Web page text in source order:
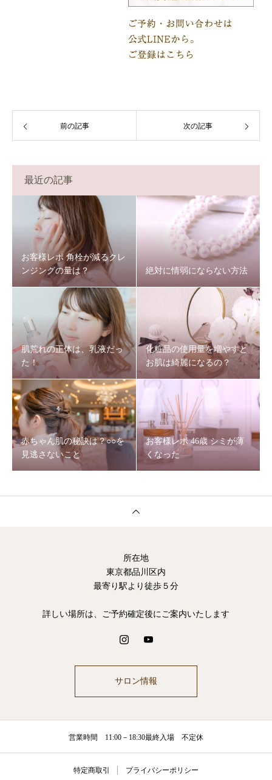
前の記事 次の記事
最近の記事
お客様レポ 角栓が減るクレ
ンジングの量は？
絶対に情弱にならない方法
肌荒れの正体は、乳液だっ
た！
化粧品の使用量を増やすと
お肌は綺麗になるの？
赤ちゃん肌の秘訣は？○○を
見逃さないこと
お客様レポ 46歳 シミが薄
くなった
所在地
東京都品川区内
最寄り駅より徒歩５分
詳しい場所は、ご予約確定後にご案内いたします
サロン情報
営業時間 11:00－18:30最終入場 不定休
特定商取引 プライバシーポリシー